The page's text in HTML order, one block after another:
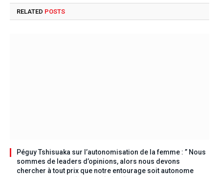
RELATED POSTS
Péguy Tshisuaka sur l’autonomisation de la femme : ” Nous
sommes de leaders d’opinions, alors nous devons
chercher à tout prix que notre entourage soit autonome